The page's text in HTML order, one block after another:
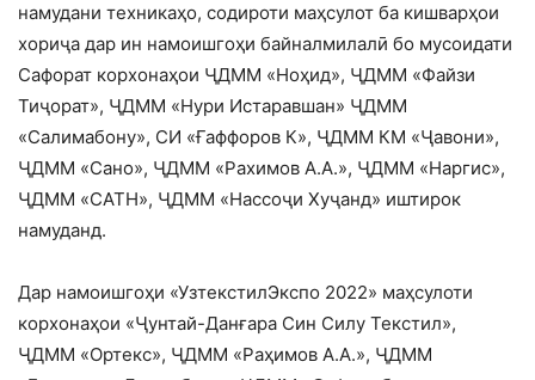
намудани техникаҳо, содироти маҳсулот ба кишварҳои
хориҷа дар ин намоишгоҳи байналмилалӣ бо мусоидати
Сафорат корхонаҳои ҶДММ «Ноҳид», ҶДММ «Файзи
Тиҷорат», ҶДММ «Нури Истаравшан» ҶДММ
«Салимабону», СИ «Ғаффоров К», ҶДММ КМ «Ҷавони»,
ҶДММ «Сано», ҶДММ «Рахимов А.А.», ҶДММ «Наргис»,
ҶДММ «САТН», ҶДММ «Нассоҷи Хуҷанд» иштирок
намуданд.
Дар намоишгоҳи «УзтекстилЭкспо 2022» маҳсулоти
корхонаҳои «Ҷунтай-Данғара Син Силу Текстил»,
ҶДММ «Ортекс», ҶДММ «Раҳимов А.А.», ҶДММ